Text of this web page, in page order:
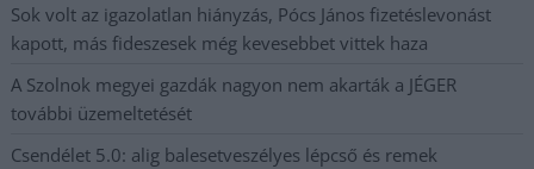
Sok volt az igazolatlan hiányzás, Pócs János fizetéslevonást
kapott, más fideszesek még kevesebbet vittek haza
A Szolnok megyei gazdák nagyon nem akarták a JÉGER
további üzemeltetését
Csendélet 5.0: alig balesetveszélyes lépcső és remek